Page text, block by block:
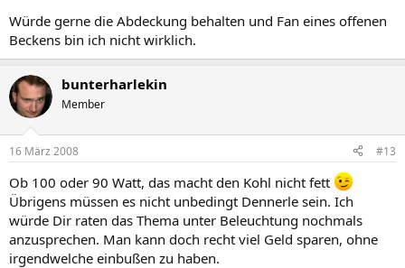
Würde gerne die Abdeckung behalten und Fan eines offenen
Beckens bin ich nicht wirklich.
bunterharlekin
Member
16 März 2008 #13
Ob 100 oder 90 Watt, das macht den Kohl nicht fett
Übrigens müssen es nicht unbedingt Dennerle sein. Ich
würde Dir raten das Thema unter Beleuchtung nochmals
anzusprechen. Man kann doch recht viel Geld sparen, ohne
irgendwelche einbußen zu haben.